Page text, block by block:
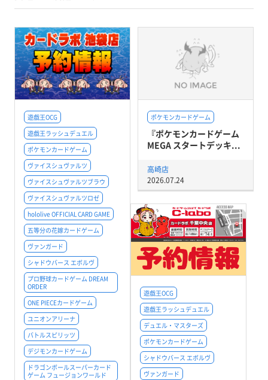
遊戯王OCG
遊戯王ラッシュデュエル
ポケモンカードゲーム
ヴァイスシュヴァルツ
ヴァイスシュヴァルツブラウ
ヴァイスシュヴァルツロゼ
hololive OFFICIAL CARD GAME
五等分の花嫁カードゲーム
ヴァンガード
シャドウバース エボルヴ
プロ野球カードゲーム DREAM
ORDER
ONE PIECEカードゲーム
ユニオンアリーナ
バトルスピリッツ
デジモンカードゲーム
ドラゴンボールスーパーカード
ゲーム フュージョンワールド
ポケモンカードゲーム
『ポケモンカードゲーム
MEGA スタートデッキ...
高崎店
2026.07.24
遊戯王OCG
遊戯王ラッシュデュエル
デュエル・マスターズ
ポケモンカードゲーム
シャドウバース エボルヴ
ヴァンガード